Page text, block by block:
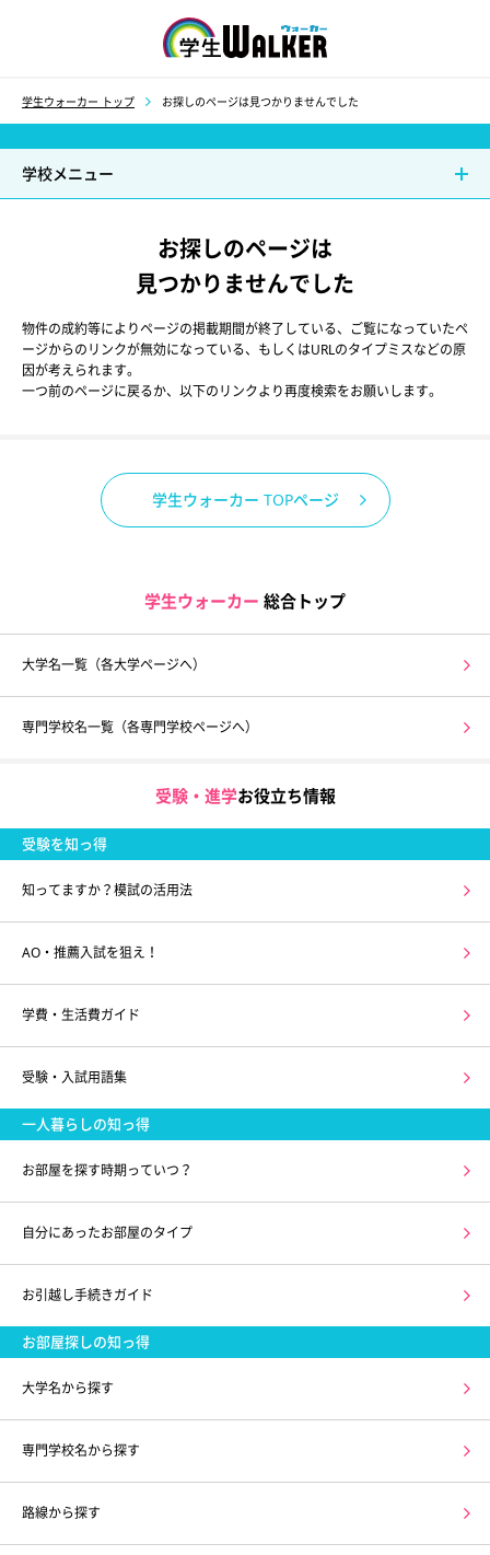
学生ウォーカー トップ お探しのページは見つかりませんでした
学校メニュー
お探しのページは
見つかりませんでした
物件の成約等によりページの掲載期間が終了している、ご覧になっていたペ
ージからのリンクが無効になっている、もしくはURLのタイプミスなどの原
因が考えられます。
一つ前のページに戻るか、以下のリンクより再度検索をお願いします。
学生ウォーカー TOPページ
学生ウォーカー 総合トップ
大学名一覧（各大学ページへ）
専門学校名一覧（各専門学校ページへ）
受験・進学お役立ち情報
受験を知っ得
知ってますか？模試の活用法
AO・推薦入試を狙え！
学費・生活費ガイド
受験・入試用語集
一人暮らしの知っ得
お部屋を探す時期っていつ？
自分にあったお部屋のタイプ
お引越し手続きガイド
お部屋探しの知っ得
大学名から探す
専門学校名から探す
路線から探す